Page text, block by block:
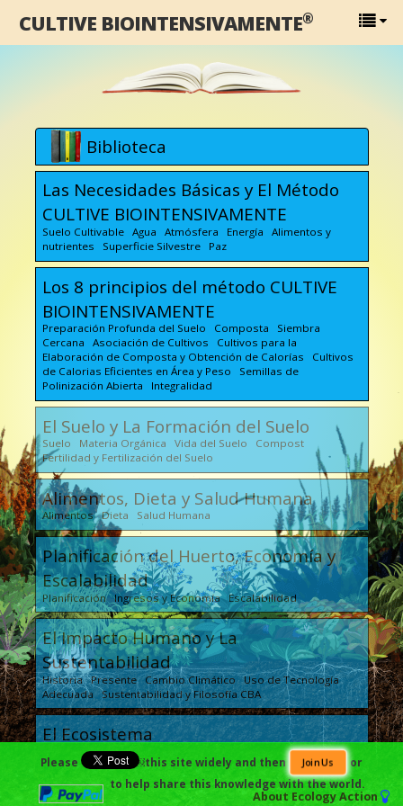
CULTIVE BIOINTENSIVAMENTE®
Biblioteca
Las Necesidades Básicas y El Método
CULTIVE BIOINTENSIVAMENTE
Suelo Cultivable Agua Atmósfera Energía Alimentos y
nutrientes Superficie Silvestre Paz
Los 8 principios del método CULTIVE
BIOINTENSIVAMENTE
Preparación Profunda del Suelo Composta Siembra
Cercana Asociación de Cultivos Cultivos para la
Elaboración de Composta y Obtención de Calorías Cultivos
de Calorias Eficientes en Área y Peso Semillas de
Polinización Abierta Integralidad
El Suelo y La Formación del Suelo
Suelo Materia Orgánica Vida del Suelo Compost
Fertilidad y Fertilización del Suelo
Alimentos, Dieta y Salud Humana
Alimentos Dieta Salud Humana
Planificación del Huerto, Economía y
Escalabilidad
Planificación Ingresos y Economía Escalabilidad
El Impacto Humano y La
Sustentabilidad
Historia Presente Cambio Climático Uso de Tecnología
Adecuada Sustentabilidad y Filosofía CBA
El Ecosistema
El Ciclo de Vida de los Insectos El Ciclo de Vida de las
Enfermedades El Ciclo de Vida Animal La Cría de Animales
La Salud Integral del Ecosistema
Please ￼this site widely and then Join Us
or
to help share this knowledge with the world.
About Ecology Action